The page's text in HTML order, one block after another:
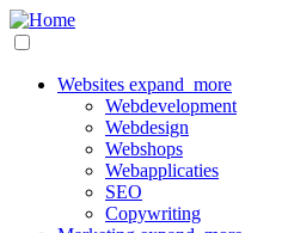
Overslaan
en
navigation
Websites expand_more
Webdevelopment
Webdesign
Webshops
Webapplicaties
SEO
Copywriting